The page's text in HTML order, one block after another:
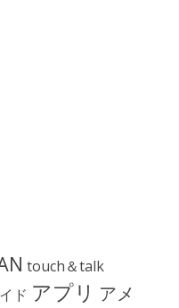
touch＆talk
ド アプリ アメ